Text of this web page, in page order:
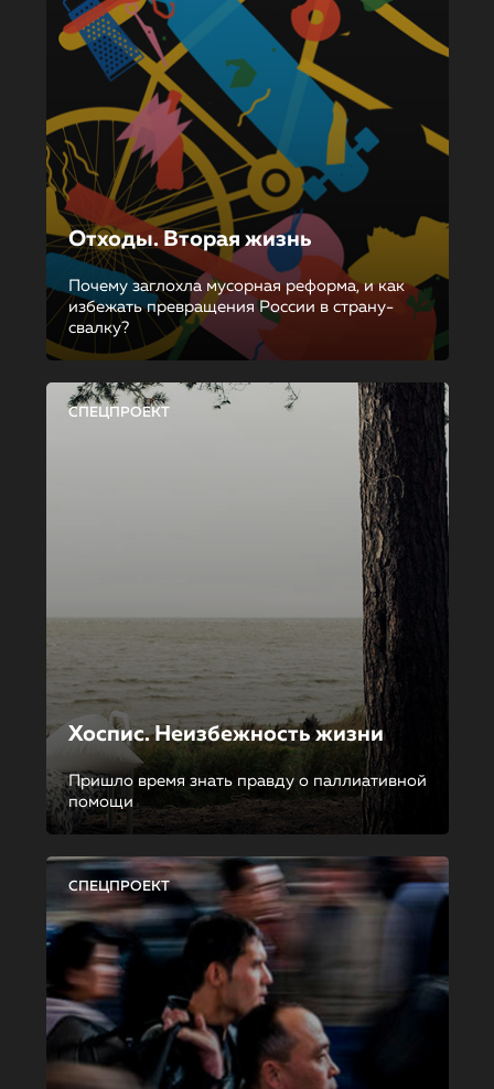
Отходы. Вторая жизнь
Почему заглохла мусорная реформа, и как
избежать превращения России в страну-
свалку?
СПЕЦПРОЕКТ
Хоспис. Неизбежность жизни
Пришло время знать правду о паллиативной
помощи
СПЕЦПРОЕКТ